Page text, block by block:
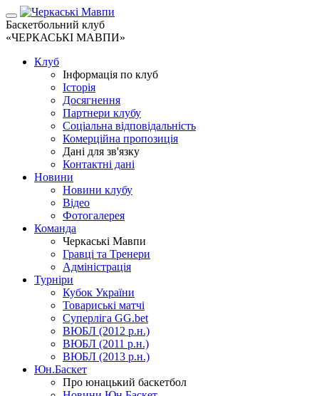
Баскетбольний клуб
«ЧЕРКАСЬКІ МАВПИ»
Клуб
Інформація по клуб
Історія
Досягнення
Партнери клубу
Соціальна відповідальність
Комерційна пропозиція
Дані для зв'язку
Контактні дані
Новини
Новини клубу
Відео
Фотогалерея
Команда
Черкаські Мавпи
Гравці та Тренери
Адміністрація
Турніри
Кубок України
Товариські матчі
Суперліга GG.bet
ВЮБЛ (2012 р.н.)
ВЮБЛ (2011 р.н.)
ВЮБЛ (2013 р.н.)
Юн.Баскет
Про юнацький баскетбол